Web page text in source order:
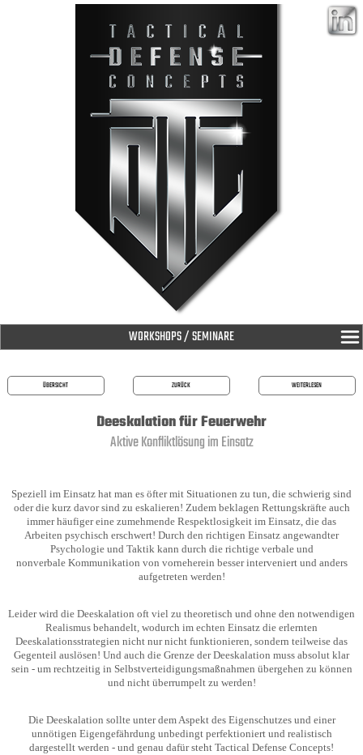
WORKSHOPS / SEMINARE
ÜBERSICHT ZURÜCK WEITERLESEN
Deeskalation für Feuerwehr
Aktive Konfliktlösung im Einsatz
Speziell im Einsatz hat man es öfter mit Situationen zu tun, die schwierig sind
oder die kurz davor sind zu eskalieren! Zudem beklagen Rettungskräfte auch
immer häufiger eine zumehmende Respektlosigkeit im Einsatz, die das
Arbeiten psychisch erschwert! Durch den richtigen Einsatz angewandter
Psychologie und Taktik kann durch die richtige verbale und
nonverbale Kommunikation von vorneherein besser interveniert und anders
aufgetreten werden!
Leider wird die Deeskalation oft viel zu theoretisch und ohne den notwendigen
Realismus behandelt, wodurch im echten Einsatz die erlernten
Deeskalationsstrategien nicht nur nicht funktionieren, sondern teilweise das
Gegenteil auslösen! Und auch die Grenze der Deeskalation muss absolut klar
sein - um rechtzeitig in Selbstverteidigungsmaßnahmen übergehen zu können
und nicht überrumpelt zu werden!
Die Deeskalation sollte unter dem Aspekt des Eigenschutzes und einer
unnötigen Eigengefährdung unbedingt perfektioniert und realistisch
dargestellt werden - und genau dafür steht Tactical Defense Concepts!